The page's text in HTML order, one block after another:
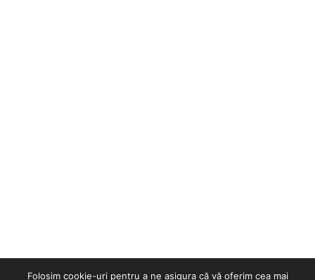
Folosim cookie-uri pentru a ne asigura că vă oferim cea mai